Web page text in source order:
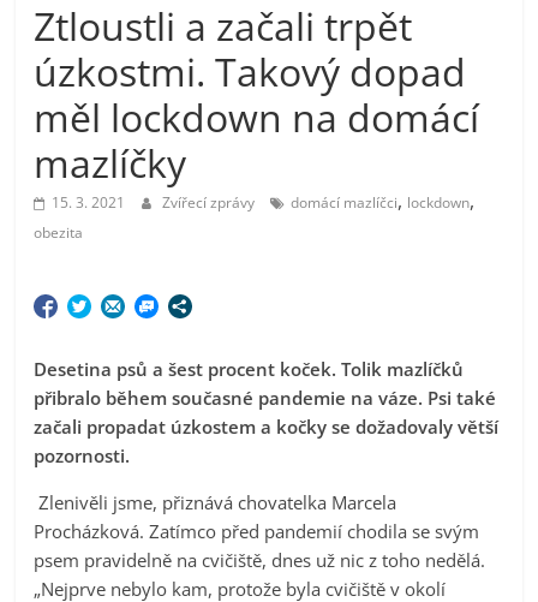
Ztloustli a začali trpět
úzkostmi. Takový dopad
měl lockdown na domácí
mazlíčky
15. 3. 2021 Zvířecí zprávy domácí mazlíčci, lockdown,
obezita
Desetina psů a šest procent koček. Tolik mazlíčků
přibralo během současné pandemie na váze. Psi také
začali propadat úzkostem a kočky se dožadovaly větší
pozornosti.
Zlenivěli jsme, přiznává chovatelka Marcela
Procházková. Zatímco před pandemií chodila se svým
psem pravidelně na cvičiště, dnes už nic z toho nedělá.
„Nejprve nebylo kam, protože byla cvičiště v okolí